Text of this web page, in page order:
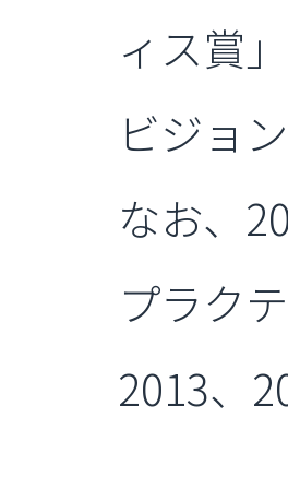
ィス賞
ビジョ
なお、
プラク
2013、